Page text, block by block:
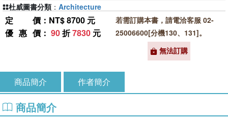
定價 ：NT$ 8700 元
優惠價 ： 90折7830 元
若需訂購本書，請電洽客服 02-
25006600[分機130、131]。
無法訂購
杜威圖書分類 ： Architecture
商品簡介 作者簡介
商品簡介